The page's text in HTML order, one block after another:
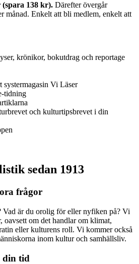
138 kr). Därefter övergår
månad. Enkelt att bli medlem, enkelt att
krönikor, bokutdrag och reportage
systermagasin Vi Läser
tidning
och kulturtipsbrevet i din
sedan 1913
frågor
Vad är du orolig för eller nyfiken på? Vi
oavsett om det handlar om klimat,
eller kulturens roll. Vi kommer också
inom kultur och samhällsliv.
din tid